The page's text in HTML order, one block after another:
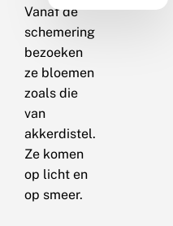
Vanaf de
schemering
bezoeken
ze bloemen
zoals die
van
akkerdistel.
Ze komen
op licht en
op smeer.